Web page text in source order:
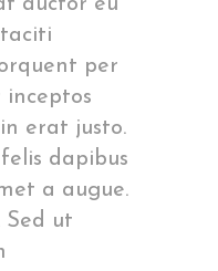
auctor eu
per
inceptos
erat justo.
dapibus
a augue.
Sed ut